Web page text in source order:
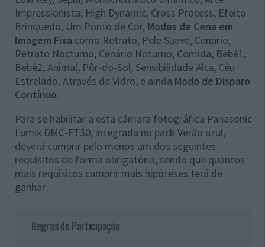
Impressionista, High Dynamic, Cross Process, Efeito
Brinquedo, Um Ponto de Cor, Modos de Cena em
Imagem Fixa como Retrato, Pele Suave, Cenário,
Retrato Nocturno, Cenário Noturno, Comida, Bebé1,
Bebé2, Animal, Pôr-do-Sol, Sensibilidade Alta, Céu
Estrelado, Através de Vidro, e ainda Modo de Disparo
Contínuo.
Para se habilitar a esta câmara fotográfica Panasonic
Lumix DMC-FT30, integrada no pack Verão azul,
deverá cumprir pelo menos um dos seguintes
requisitos de forma obrigatória, sendo que quantos
mais requisitos cumprir mais hipóteses terá de
ganhar.
Regras de Participação